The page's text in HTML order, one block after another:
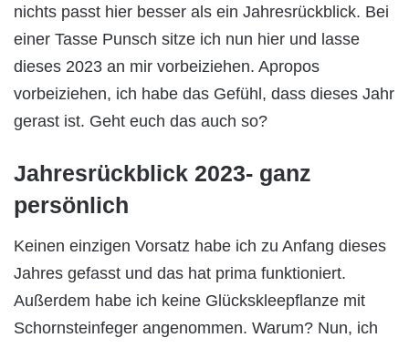
nichts passt hier besser als ein Jahresrückblick. Bei
einer Tasse Punsch sitze ich nun hier und lasse
dieses 2023 an mir vorbeiziehen. Apropos
vorbeiziehen, ich habe das Gefühl, dass dieses Jahr
gerast ist. Geht euch das auch so?
Jahresrückblick 2023- ganz
persönlich
Keinen einzigen Vorsatz habe ich zu Anfang dieses
Jahres gefasst und das hat prima funktioniert.
Außerdem habe ich keine Glückskleepflanze mit
Schornsteinfeger angenommen. Warum? Nun, ich